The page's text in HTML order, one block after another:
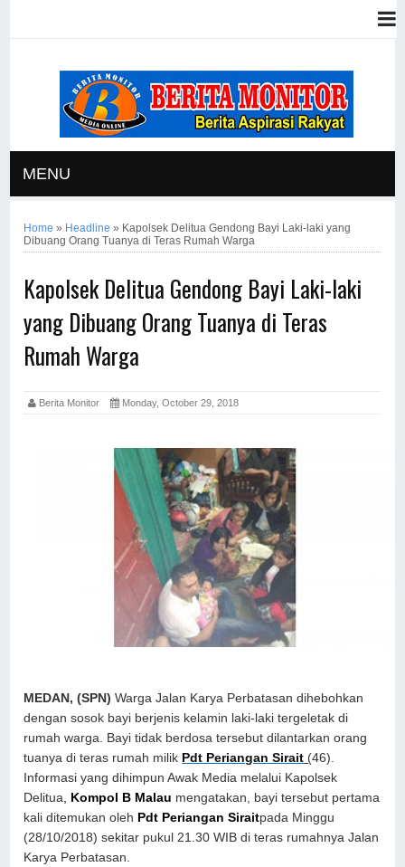
MENU
Home » Headline » Kapolsek Delitua Gendong Bayi Laki-laki yang
Dibuang Orang Tuanya di Teras Rumah Warga
Kapolsek Delitua Gendong Bayi Laki-laki
yang Dibuang Orang Tuanya di Teras
Rumah Warga
Berita Monitor Monday, October 29, 2018
MEDAN, (SPN)Warga Jalan Karya Perbatasan dihebohkan
dengan sosok bayi berjenis kelamin laki-laki tergeletak di
rumah warga. Bayi tidak berdosa tersebut dilantarkan orang
tuanya di teras rumah milik Pdt Periangan Sirait (46).
Informasi yang dihimpun Awak Media melalui Kapolsek
Delitua, Kompol B Malau mengatakan, bayi tersebut pertama
kali ditemukan oleh Pdt Periangan Siraitpada Minggu
(28/10/2018) sekitar pukul 21.30 WIB di teras rumahnya Jalan
Karya Perbatasan.